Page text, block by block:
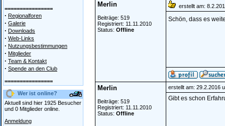
================
· Regionalforen
· Galerie
· Downloads
· Web-Links
· Nutzungsbestimmungen
· Mitglieder
· Team & Kontakt
· Spende an den Club
================
Wer ist online?
Aktuell sind hier 1925 Besucher
und 0 Mitglieder online.
Anmeldung
Merlin
Beiträge: 519
Registriert: 11.11.2010
Status: Offline
erstellt am:
Schön, dass es
Merlin
Beiträge: 519
Registriert: 11.11.2010
Status: Offline
erstellt am: 29.2.2016
Gibt es schon